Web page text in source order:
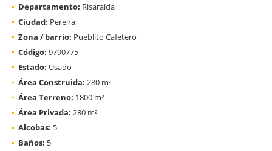
Departamento: Risaralda
Ciudad: Pereira
Zona / barrio: Pueblito Cafetero
Código: 9790775
Estado: Usado
Área Construida: 280 m²
Área Terreno: 1800 m²
Área Privada: 280 m²
Alcobas: 5
Baños: 5